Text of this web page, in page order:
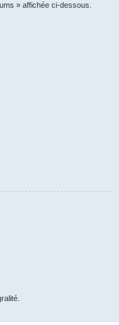
» affichée ci-dessous.